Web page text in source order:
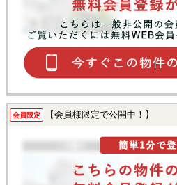
会員限定 【会員様限定で公開中！】